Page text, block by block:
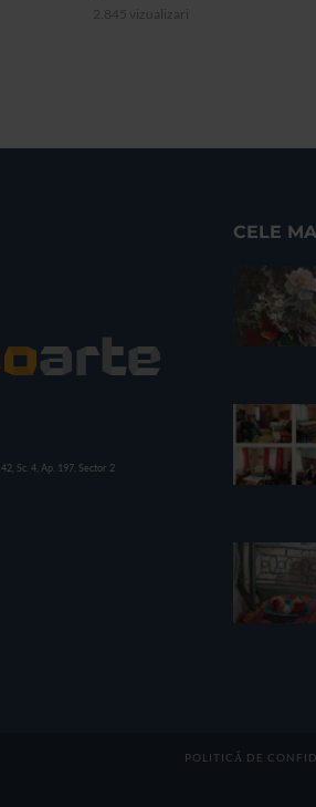
2.845 vizualizari
Sc. 4, Ap. 197, Sector 2
CELE
POLITICĂ DE